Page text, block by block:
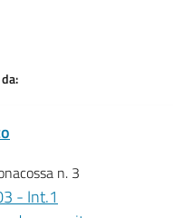
n. 3
- Int.1